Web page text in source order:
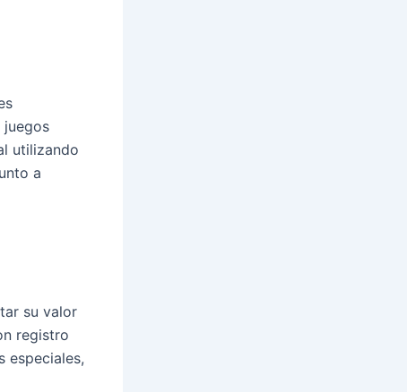
juegos
utilizando
a
su valor
registro
especiales,